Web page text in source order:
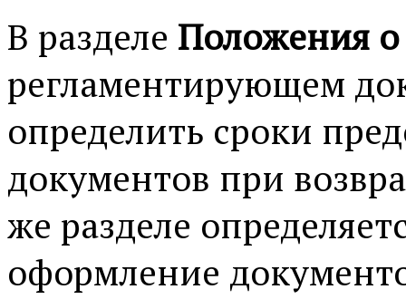
В разделе Положения
регламентирующем
определить сроки
документов при
же разделе
оформление